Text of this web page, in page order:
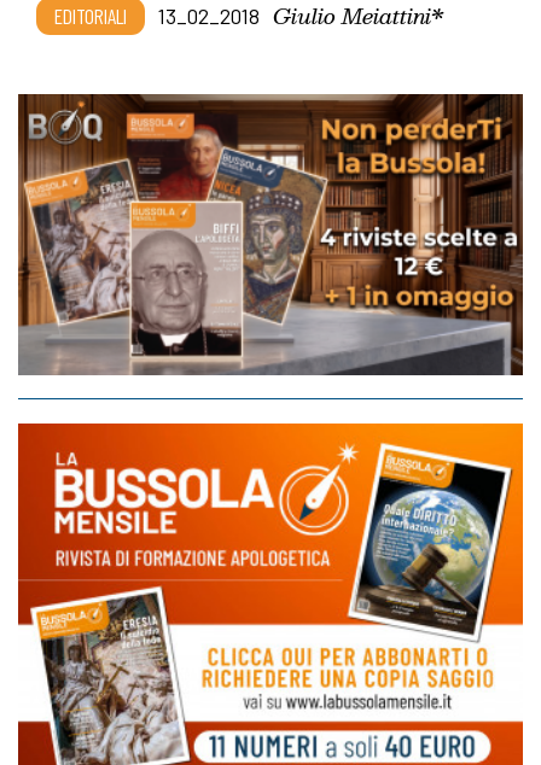
EDITORIALI 13_02_2018 Giulio Meiattini*